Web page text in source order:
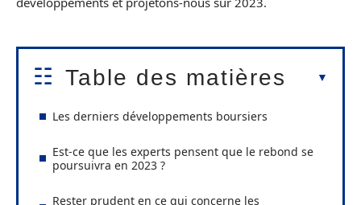
Table des matières
Les derniers développements boursiers
Est-ce que les experts pensent que le rebond se
poursuivra en 2023 ?
Rester prudent en ce qui concerne les